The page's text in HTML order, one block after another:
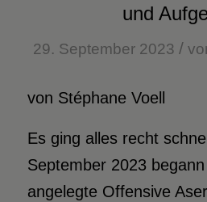
und
29. September 2023 /
von Stéphane Voell
Es ging alles recht
September 2023
angelegte Offensive